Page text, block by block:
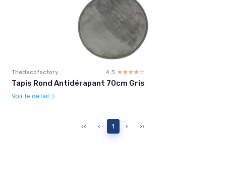
Thedecofactory 4.3 ☆☆☆☆☆
★★★★★
Tapis Rond Antidérapant 70cm Gris
Voir le détail
‹‹ ‹ 1 › ››